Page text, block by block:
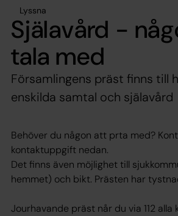
Lyssna
Själavård -
tala med
Församlingens präst finns till
enskilda samtal och själavård
Behöver du någon att prta med?
kontaktuppgift nedan.
Det finns även möjlighet till
hemmet) och bikt. Prästen har
Jourhavande präst når du via 112 alla